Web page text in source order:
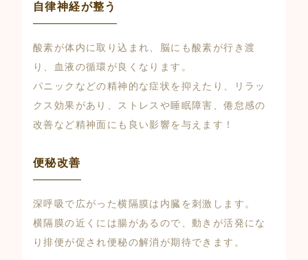
自律神経が整う
酸素が体内に取り込まれ、脳にも酸素が行き渡
り、血液の循環が良くなります。
パニックなどの精神的な症状を抑えたり、リラッ
クス効果があり、ストレスや睡眠障害、倦怠感の
改善など精神面にも良い影響を与えます！
便秘改善
深呼吸で広がった横隔膜は内臓を刺激します。
横隔膜の近くには腸があるので、動きが活発にな
り排便が促され便秘の解消が期待できます。